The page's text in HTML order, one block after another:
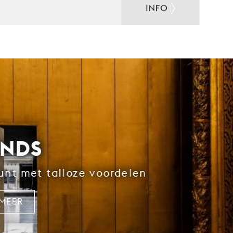
INFO
met talloze voordelen